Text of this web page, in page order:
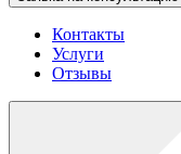
Контакты
Услуги
Отзывы